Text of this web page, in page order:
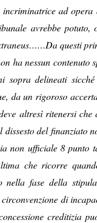
ad
avrebbe potuto,
questi
ha nessun contenuto
sopra delineati
da un rigoroso
altresì ritenersi
del finanziato
non ufficiale 8
che ricorre
nella fase della
di
creditizia